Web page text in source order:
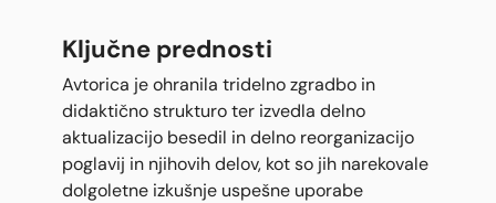
Ključne prednosti
Avtorica je ohranila tridelno zgradbo in
didaktično strukturo ter izvedla delno
aktualizacijo besedil in delno reorganizacijo
poglavij in njihovih delov, kot so jih narekovale
dolgoletne izkušnje uspešne uporabe